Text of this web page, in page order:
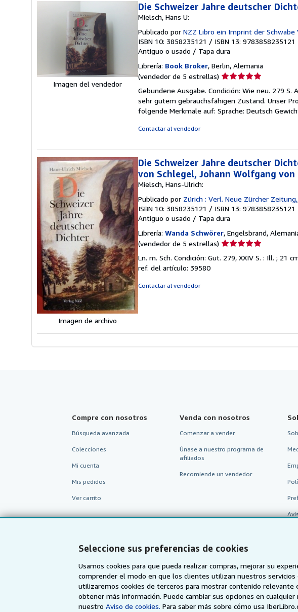
Seleccione sus preferencias de cookies
Usamos cookies para que pueda realizar compras, mejorar su
comprender el modo en que los clientes utilizan nuestros
utilizaremos cookies de terceros para mostrar contenido relevante
obtener más información. Puede cambiar sus opciones en
nuestroAviso de cookies. Para saber más sobre cómo usa
Imagen del vendedor
Die Schweizer Jahre deutscher
Mielsch, Hans U:
Publicado por NZZ Libro ein Imprint der Schwabe
ISBN 10: 3858235121 / ISBN 13: 9783858235121
Antiguo o usado / Tapa dura
Librería: Book Broker, Berlin, Alemania
(vendedor de 5 estrellas) Calificación
vendedor:
5
de
Gebundene Ausgabe. Condición: Wie neu. 279
sehr gutem gebrauchsfähigen Zustand. Unser
folgende Merkmale auf: Sprache: Deutsch
Contactar al vendedor
Imagen de archivo
Die Schweizer Jahre deutscher
von Schlegel, Johann Wolfgang
Mielsch, Hans-Ulrich:
Publicado por Zürich : Verl. Neue Zürcher Zeitung,
ISBN 10: 3858235121 / ISBN 13: 9783858235121
Antiguo o usado / Tapa dura
Librería: Wanda Schwörer, Engelsbrand,
(vendedor de 5 estrellas) Calificación
vendedor:
Ln. m. Sch. Condición: Gut. 279, XXIV S. : Ill. ; 21
ref. del artículo: 39580
Contactar al vendedor
Compre con nosotros
Búsqueda avanzada
Colecciones
Mi cuenta
Mis pedidos
Ver carrito
Venda con nosotros
Comenzar a vender
Únase a nuestro programa de
afiliados
Recomiende un vendedor